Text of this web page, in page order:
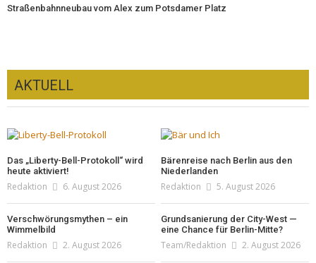
Straßenbahnneubau vom Alex zum Potsdamer Platz
AKTUELL
Das „Liberty-Bell-Protokoll“ wird
heute aktiviert!
Redaktion 6. August 2026
Bärenreise nach Berlin aus den
Niederlanden
Redaktion 5. August 2026
Verschwörungsmythen – ein
Wimmelbild
Redaktion 2. August 2026
Grundsanierung der City-West —
eine Chance für Berlin-Mitte?
Team/Redaktion 2. August 2026